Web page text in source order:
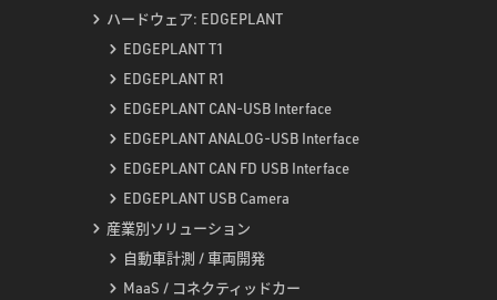
ハードウェア: EDGEPLANT
EDGEPLANT T1
EDGEPLANT R1
EDGEPLANT CAN-USB Interface
EDGEPLANT ANALOG-USB Interface
EDGEPLANT CAN FD USB Interface
EDGEPLANT USB Camera
産業別ソリューション
自動車計測 / 車両開発
MaaS / コネクティッドカー